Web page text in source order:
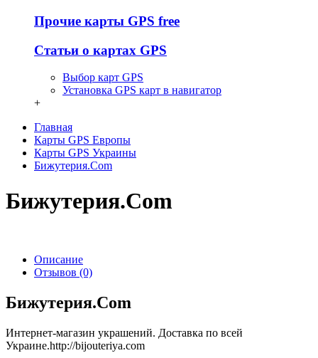
Прочие карты GPS free
Статьи о картах GPS
Выбор карт GPS
Установка GPS карт в навигатор
+
Главная
Карты GPS Европы
Карты GPS Украины
Бижутерия.Com
Бижутерия.Com
Описание
Отзывов (0)
Бижутерия.Com
Интернет-магазин украшений. Доставка по всей
Украине.http://bijouteriya.com